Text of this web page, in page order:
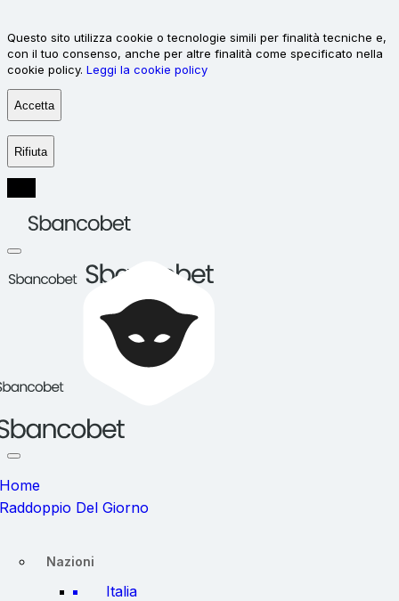
Questo sito utilizza cookie o tecnologie simili per finalità tecniche e,
con il tuo consenso, anche per altre finalità come specificato nella
cookie policy. Leggi la cookie policy
Accetta
Rifiuta
Home
Raddoppio Del Giorno
Nazioni
Italia